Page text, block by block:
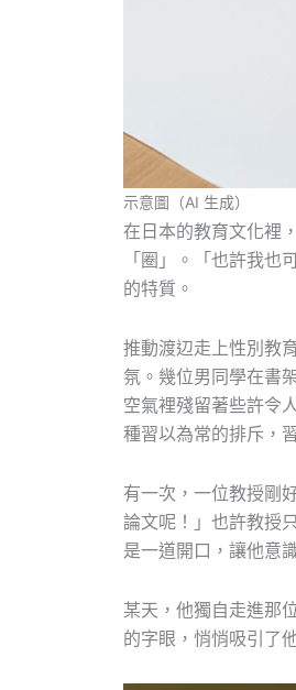
示意圖（AI 生成）
在日本的教育文化裡
「圈」。「也許我
的特質。
推動渡辺走上性別教
氛。幾位男同學在書
空氣裡殘留著些許令
種習以為常的排斥，
有一次，一位教授剛
論文呢！」也許教授
是一道開口，讓他意
某天，他獨自走進那
的字眼，悄悄吸引了